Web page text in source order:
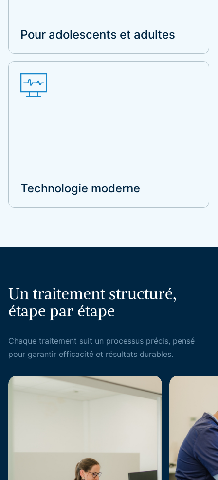
Pour adolescents et adultes
Technologie moderne
Un traitement structuré,
étape par étape
Chaque traitement suit un processus précis, pensé
pour garantir efficacité et résultats durables.